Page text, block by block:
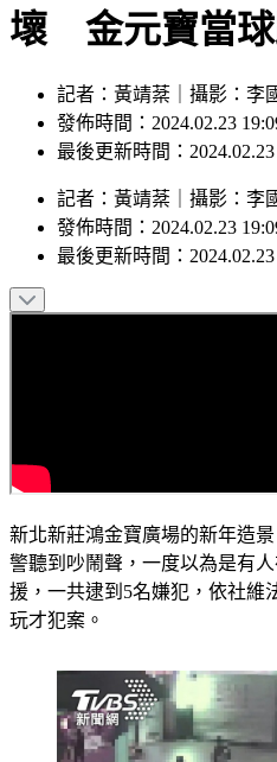
壞 金元寶當
記者：黃靖棻｜攝影：李
發佈時間：2024.02.23
記者：黃靖棻｜攝影：李
發佈時間：2024.02.23
新北新莊鴻金寶廣場的新年造
警聽到吵鬧聲，一度以為是有
援，一共逮到5名嫌犯，依社維